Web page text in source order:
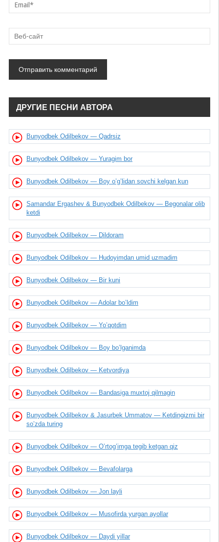
Soxta Do'stlarim
Bunyodbek Odilbekov
ДРУГИЕ ПЕСНИ АВТОРА
Bunyodbek Odilbekov — Qadrsiz
Bunyodbek Odilbekov — Yuragim bor
Bunyodbek Odilbekov — Boy o’g’lidan sovchi kelgan kun
Samandar Ergashev & Bunyodbek Odilbekov — Begonalar olib
ketdi
Bunyodbek Odilbekov — Dildoram
Bunyodbek Odilbekov — Hudoyimdan umid uzmadim
Bunyodbek Odilbekov — Bir kuni
Bunyodbek Odilbekov — Adolar bo’ldim
Bunyodbek Odilbekov — Yo’qotdim
Bunyodbek Odilbekov — Boy bo’lganimda
Bunyodbek Odilbekov — Ketvordiya
Bunyodbek Odilbekov — Bandasiga muxtoj qilmagin
Bunyodbek Odilbekov & Jasurbek Ummatov — Ketdingizmi bir
so’zda turing
Bunyodbek Odilbekov — O’rtog’imga tegib ketgan qiz
Bunyodbek Odilbekov — Bevafolarga
Bunyodbek Odilbekov — Jon layli
Bunyodbek Odilbekov — Musofirda yurgan ayollar
Bunyodbek Odilbekov — Daydi yillar